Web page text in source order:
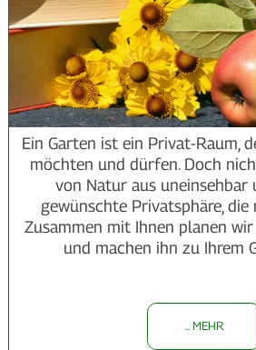
Ein Garten ist ein Privat-Raum,
möchten und dürfen. Doch
von Natur aus uneinsehbar
gewünschte Privatsphäre,
Zusammen mit Ihnen planen
und machen ihn zu Ihrem
... MEHR